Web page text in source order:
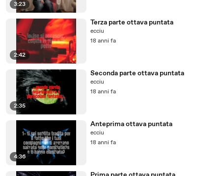
3:23
2:42
Terza parte ottava puntata
ecciu
18 anni fa
2:35
Seconda parte ottava puntata
ecciu
18 anni fa
4:36
Anteprima ottava puntata
ecciu
18 anni fa